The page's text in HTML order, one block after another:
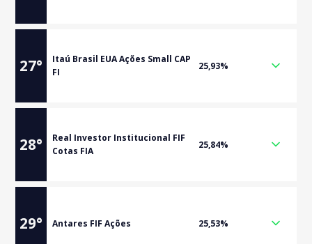
27°
Itaú Brasil EUA Ações Small CAP
FI
25,93%
28°
Real Investor Institucional FIF
Cotas FIA
25,84%
29° Antares FIF Ações 25,53%